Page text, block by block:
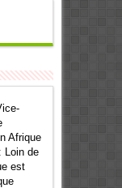
Afrique
Loin de
est